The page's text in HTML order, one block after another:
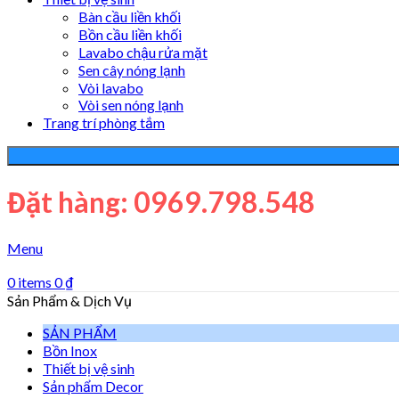
Bàn cầu liền khối
Bồn cầu liền khối
Lavabo chậu rửa mặt
Sen cây nóng lạnh
Vòi lavabo
Vòi sen nóng lạnh
Trang trí phòng tắm
Đặt hàng: 0969.798.548
Menu
0items 0₫
Sản Phẩm & Dịch Vụ
SẢN PHẨM
Bồn Inox
Thiết bị vệ sinh
Sản phẩm Decor